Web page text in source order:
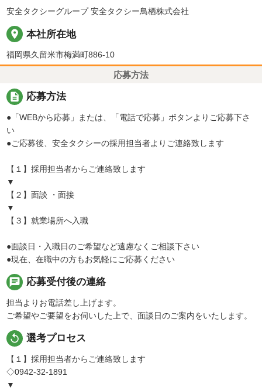
安全タクシーグループ 安全タクシー鳥栖株式会社
place 本社所在地
福岡県久留米市梅満町886-10
応募方法
description 応募方法
●「WEBから応募」または、「電話で応募」ボタンよりご応募下さ
い
●ご応募後、安全タクシーの採用担当者よりご連絡致します
【１】採用担当者からご連絡致します
▼
【２】面談 ・面接
▼
【３】就業場所へ入職
●面談日・入職日のご希望など遠慮なくご相談下さい
●現在、在職中の方もお気軽にご応募ください
chat 応募受付後の連絡
担当よりお電話差し上げます。
ご希望やご要望をお伺いした上で、面談日のご案内をいたします。
replay 選考プロセス
【１】採用担当者からご連絡致します
◇0942-32-1891
▼